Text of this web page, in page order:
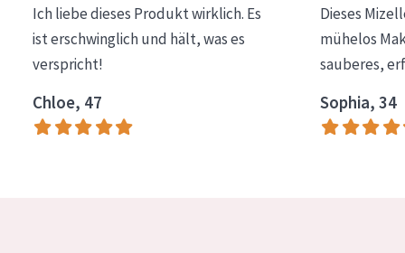
PRODUKTLINIE
Essentials
Lift+
Expert
Ich liebe dieses Produkt wirklich. Es
ist erschwinglich und hält, was es
verspricht!
Chloe, 47
Dieses
mühelos
sauberes,
Sophia, 34